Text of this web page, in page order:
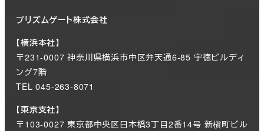
プリズムゲート株式会社
【横浜本社】
〒231-0007 神奈川県横浜市中区弁天通6-85 宇徳ビルディ
ング7階
TEL 045-263-8071
【東京支社】
〒103-0027 東京都中央区日本橋3丁目2番14号 新槇町ビル